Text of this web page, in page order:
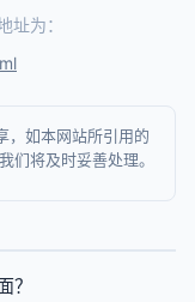
址为：
，如本网站所引用的
们将及时妥善处理。
？